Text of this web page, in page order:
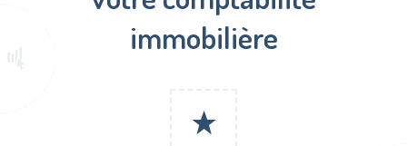
immobilière